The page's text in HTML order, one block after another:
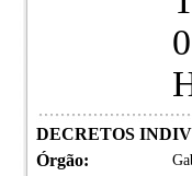
DECRETOS
Órgão: